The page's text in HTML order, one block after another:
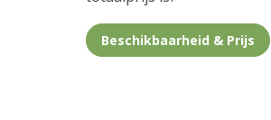
Beschikbaarheid & Prijs